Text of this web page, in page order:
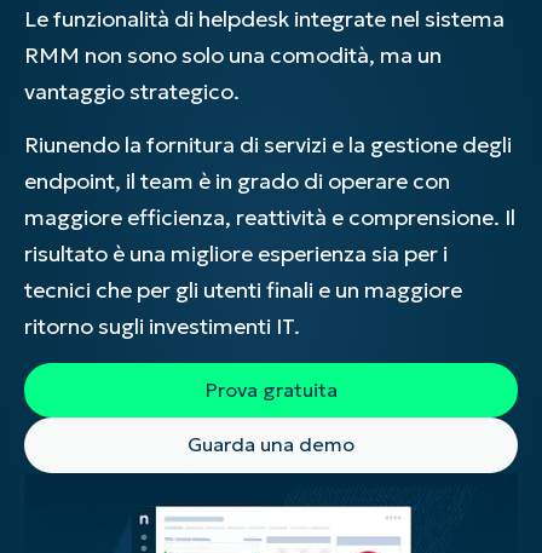
Le funzionalità di helpdesk integrate nel sistema
RMM non sono solo una comodità, ma un
vantaggio strategico.
Riunendo la fornitura di servizi e la gestione degli
endpoint, il team è in grado di operare con
maggiore efficienza, reattività e comprensione. Il
risultato è una migliore esperienza sia per i
tecnici che per gli utenti finali e un maggiore
ritorno sugli investimenti IT.
Prova gratuita
Guarda una demo